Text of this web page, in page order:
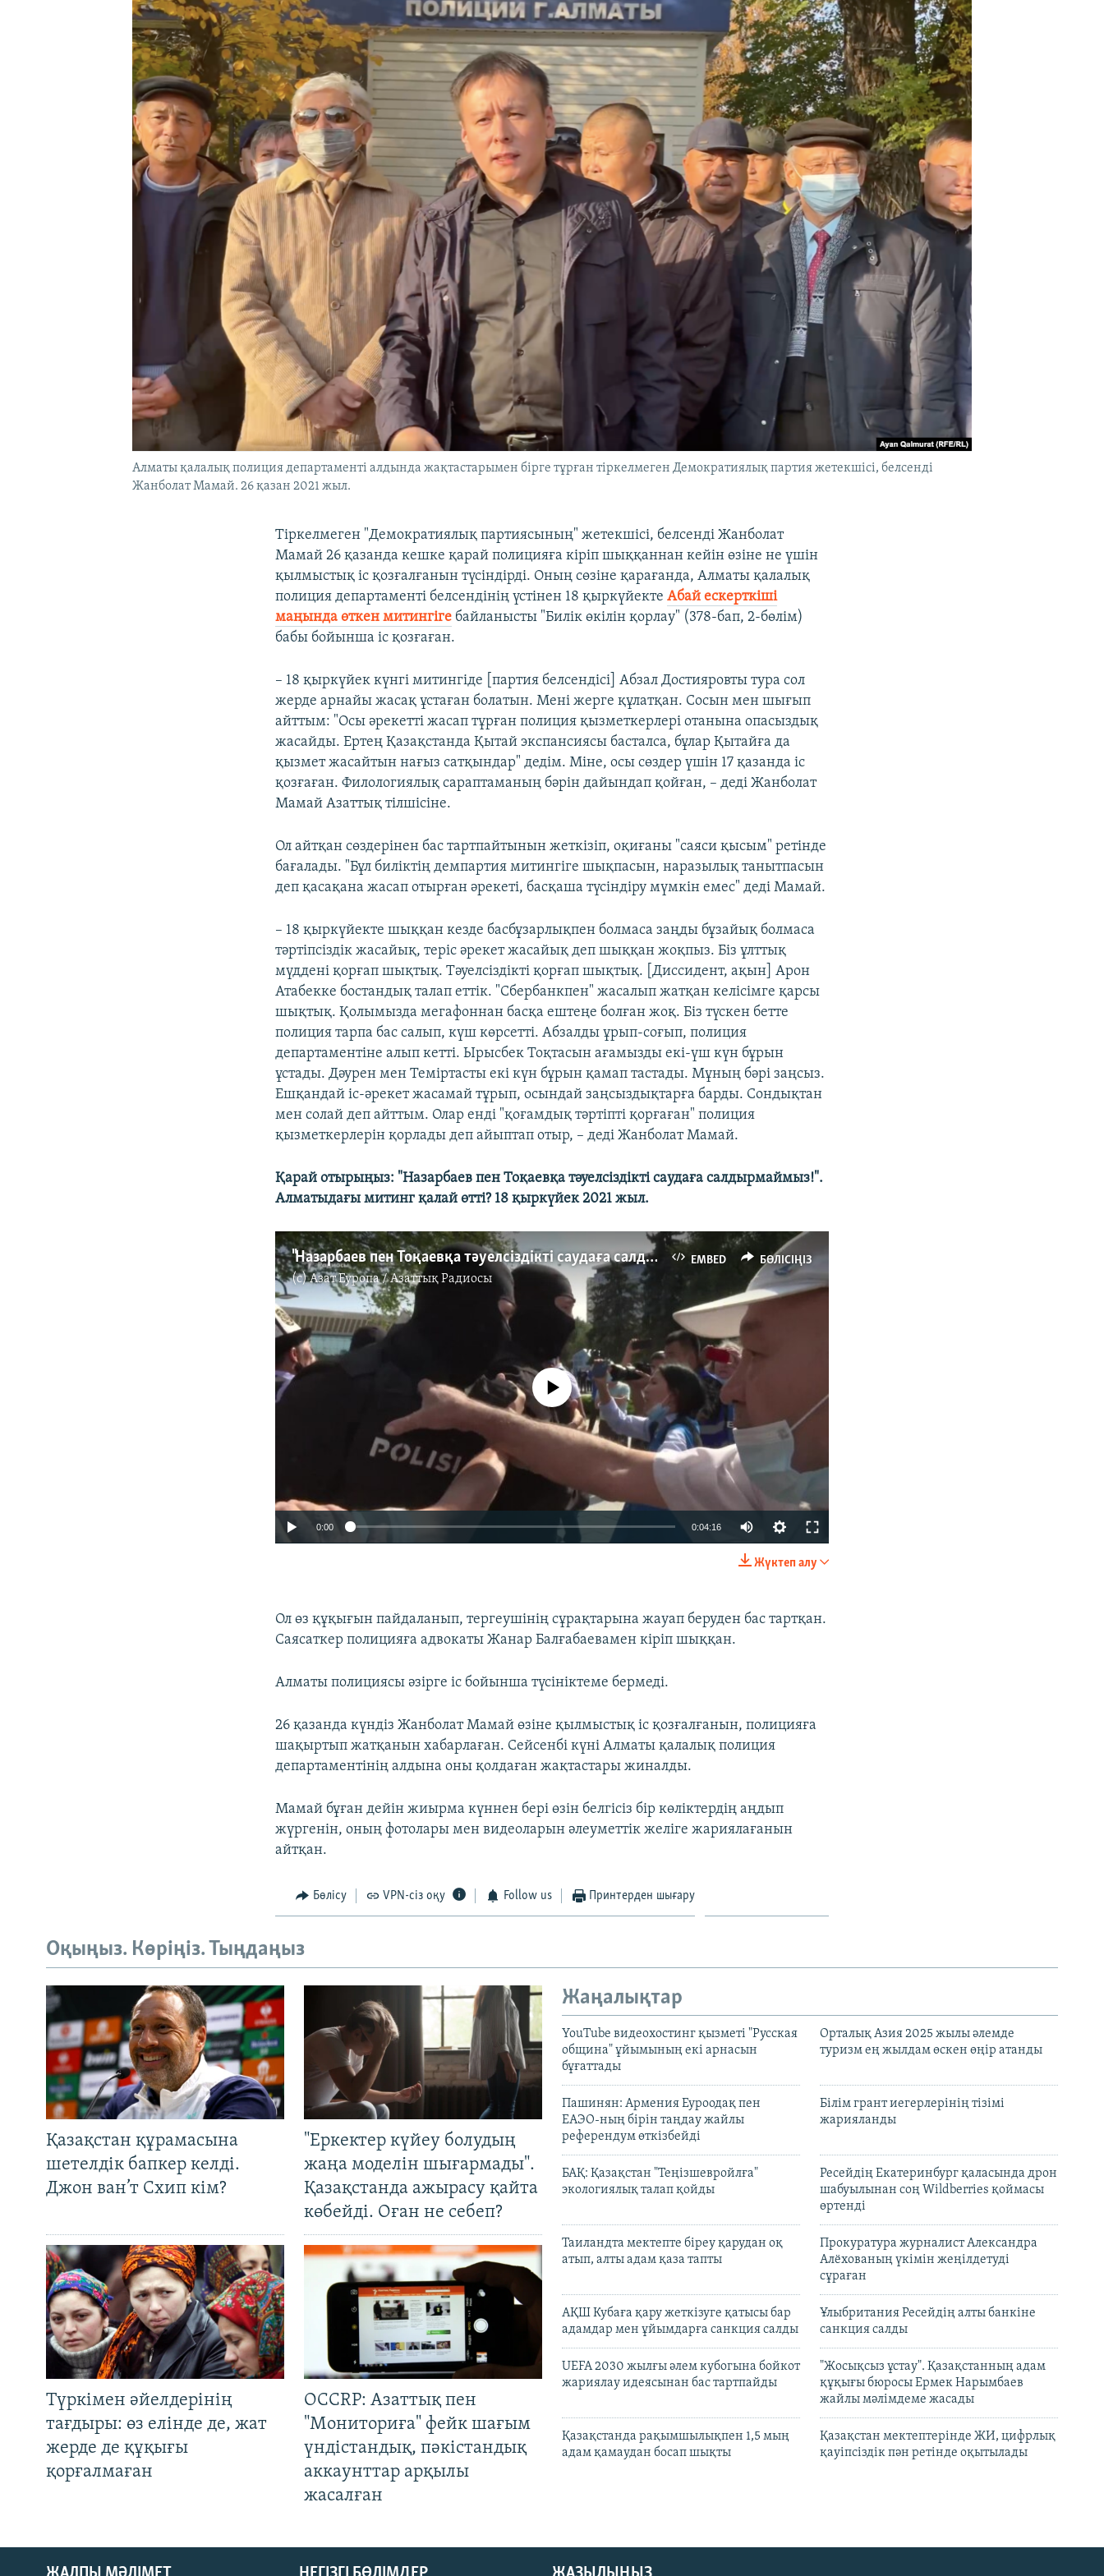
Алматы қалалық полиция департаменті алдында жақтастарымен бірге тұрған тіркелмеген Демократиялық партия жетекшісі, белсенді
Жанболат Мамай. 26 қазан 2021 жыл.
Тіркелмеген "Демократиялық партиясының" жетекшісі, белсенді Жанболат
Мамай 26 қазанда кешке қарай полицияға кіріп шыққаннан кейін өзіне не үшін
қылмыстық іс қозғалғанын түсіндірді. Оның сөзіне қарағанда, Алматы қалалық
полиция департаменті белсендінің үстінен 18 қыркүйектеАбай ескерткіші
маңында өткен митингіге байланысты "Билік өкілін қорлау" (378-бап, 2-бөлім)
бабы бойынша іс қозғаған.
– 18 қыркүйек күнгі митингіде [партия белсендісі] Абзал Достияровты тура сол
жерде арнайы жасақ ұстаған болатын. Мені жерге құлатқан. Сосын мен шығып
айттым: "Осы әрекетті жасап тұрған полиция қызметкерлері отанына опасыздық
жасайды. Ертең Қазақстанда Қытай экспансиясы басталса, бұлар Қытайға да
қызмет жасайтын нағыз сатқындар" дедім. Міне, осы сөздер үшін 17 қазанда іс
қозғаған. Филологиялық сараптаманың бәрін дайындап қойған, – деді Жанболат
Мамай Азаттық тілшісіне.
Ол айтқан сөздерінен бас тартпайтынын жеткізіп, оқиғаны "саяси қысым" ретінде
бағалады. "Бұл биліктің демпартия митингіге шықпасын, наразылық танытпасын
деп қасақана жасап отырған әрекеті, басқаша түсіндіру мүмкін емес" деді Мамай.
– 18 қыркүйекте шыққан кезде басбұзарлықпен болмаса заңды бұзайық болмаса
тәртіпсіздік жасайық, теріс әрекет жасайық деп шыққан жоқпыз. Біз ұлттық
мүддені қорғап шықтық. Тәуелсіздікті қорғап шықтық. [Диссидент, ақын] Арон
Атабекке бостандық талап еттік. "Сбербанкпен" жасалып жатқан келісімге қарсы
шықтық. Қолымызда мегафоннан басқа ештеңе болған жоқ. Біз түскен бетте
полиция тарпа бас салып, күш көрсетті. Абзалды ұрып-соғып, полиция
департаментіне алып кетті. Ырысбек Тоқтасын ағамызды екі-үш күн бұрын
ұстады. Дәурен мен Теміртасты екі күн бұрын қамап тастады. Мұның бәрі заңсыз.
Ешқандай іс-әрекет жасамай тұрып, осындай заңсыздықтарға барды. Сондықтан
мен солай деп айттым. Олар енді "қоғамдық тәртіпті қорғаған" полиция
қызметкерлерін қорлады деп айыптап отыр, – деді Жанболат Мамай.
Қарай отырыңыз: "Назарбаев пен Тоқаевқа тәуелсіздікті саудаға салдырмаймыз!".
Алматыдағы митинг қалай өтті? 18 қыркүйек 2021 жыл.
EMBED БӨЛІСІҢІЗ
"Назарбаев пен Тоқаевқа тәуелсіздікті саудаға салдырмаймыз!". Алматыдағы митинг қалай өтті?
(c)Азат Еуропа / Азаттық Радиосы
БӨЛІСІҢІЗ
No media source currently available
0:00 0:04:16
Жүктеп алу
Ол өз құқығын пайдаланып, тергеушінің сұрақтарына жауап беруден бас тартқан.
Саясаткер полицияға адвокаты Жанар Балғабаевамен кіріп шыққан.
Алматы полициясы әзірге іс бойынша түсініктеме бермеді.
26 қазанда күндіз Жанболат Мамай өзіне қылмыстық іс қозғалғанын, полицияға
шақыртып жатқанын хабарлаған. Сейсенбі күні Алматы қалалық полиция
департаментінің алдына оны қолдаған жақтастары жиналды.
Мамай бұған дейін жиырма күннен бері өзін белгісіз бір көліктердің аңдып
жүргенін, оның фотолары мен видеоларын әлеуметтік желіге жариялағанын
айтқан.
Бөлісу VPN-сіз оқу Follow us Принтерден шығару
Оқыңыз. Көріңіз. Тыңдаңыз
Қазақстан құрамасына
шетелдік бапкер келді.
Джон ван’т Схип кім?
"Еркектер күйеу болудың
жаңа моделін шығармады".
Қазақстанда ажырасу қайта
көбейді. Оған не себеп?
Түркімен әйелдерінің
тағдыры: өз елінде де, жат
жерде де құқығы
қорғалмаған
OCCRP: Азаттық пен
"Мониториға" фейк шағым
үндістандық, пәкістандық
аккаунттар арқылы
жасалған
Жаңалықтар
YouTube видеохостинг қызметі "Русская
община" ұйымының екі арнасын
бұғаттады
Орталық Азия 2025 жылы әлемде
туризм ең жылдам өскен өңір атанды
Пашинян: Армения Еуроодақ пен
ЕАЭО-ның бірін таңдау жайлы
референдум өткізбейді
Білім грант иегерлерінің тізімі
жарияланды
БАҚ: Қазақстан "Теңізшевройлға"
экологиялық талап қойды
Ресейдің Екатеринбург қаласында дрон
шабуылынан соң Wildberries қоймасы
өртенді
Таиландта мектепте біреу қарудан оқ
атып, алты адам қаза тапты
Прокуратура журналист Александра
Алёхованың үкімін жеңілдетуді
сұраған
АҚШ Кубаға қару жеткізуге қатысы бар
адамдар мен ұйымдарға санкция салды
Ұлыбритания Ресейдің алты банкіне
санкция салды
UEFA 2030 жылғы әлем кубогына бойкот
жариялау идеясынан бас тартпайды
"Жосықсыз ұстау". Қазақстанның адам
құқығы бюросы Ермек Нарымбаев
жайлы мәлімдеме жасады
Қазақстанда рақымшылықпен 1,5 мың
адам қамаудан босап шықты
Қазақстан мектептерінде ЖИ, цифрлық
қауіпсіздік пән ретінде оқытылады